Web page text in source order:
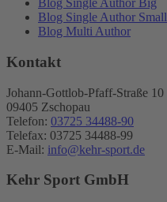
Blog Single Author Big
Blog Single Author Small
Blog Multi Author
Kontakt
Johann-Gottlob-Pfaff-Straße 10
09405 Zschopau
Telefon: 03725 34488-90
Telefax: 03725 34488-99
E-Mail: info@kehr-sport.de
Kehr Sport GmbH